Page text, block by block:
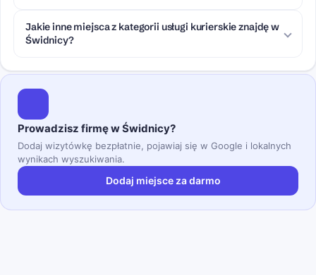
Jakie inne miejsca z kategorii usługi kurierskie znajdę w
Świdnicy?
Prowadzisz firmę w Świdnicy?
Dodaj wizytówkę bezpłatnie, pojawiaj się w Google i lokalnych
wynikach wyszukiwania.
Dodaj miejsce za darmo